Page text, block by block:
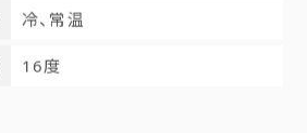
冷、常温
16度